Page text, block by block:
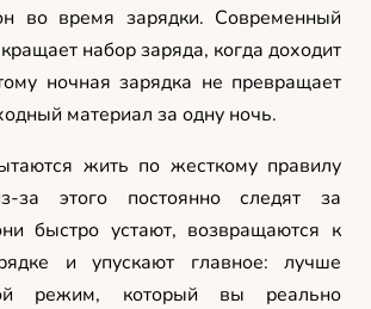
во время зарядки. Современный
набор заряда, когда доходит
ночная зарядка не превращает
материал за одну ночь.
жить по жесткому правилу
этого постоянно следят за
быстро устают, возвращаются к
и упускают главное: лучше
режим, который вы реально